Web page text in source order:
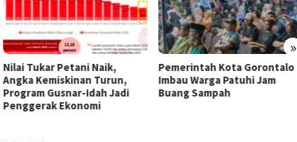
»
Nilai Tukar Petani Naik,
Angka Kemiskinan Turun,
Program Gusnar-Idah Jadi
Penggerak Ekonomi
Pemerintah Kota Gorontalo
Imbau Warga Patuhi Jam
Buang Sampah